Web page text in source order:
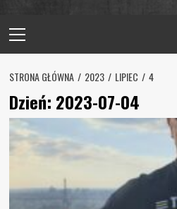
Menu
STRONA GŁÓWNA 2023 LIPIEC 4
Dzień: 2023-07-04